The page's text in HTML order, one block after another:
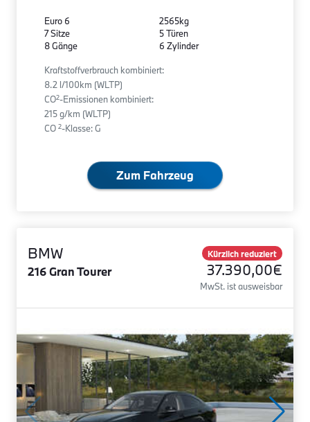
Euro 6
7 Sitze
8 Gänge
2565kg
5 Türen
6 Zylinder
Kraftstoffverbrauch kombiniert:
8.2 l/100km (WLTP)
CO2-Emissionen kombiniert:
215 g/km (WLTP)
CO 2-Klasse: G
Zum Fahrzeug
BMW
216 Gran Tourer
Kürzlich reduziert
37.390,00€
MwSt. ist ausweisbar